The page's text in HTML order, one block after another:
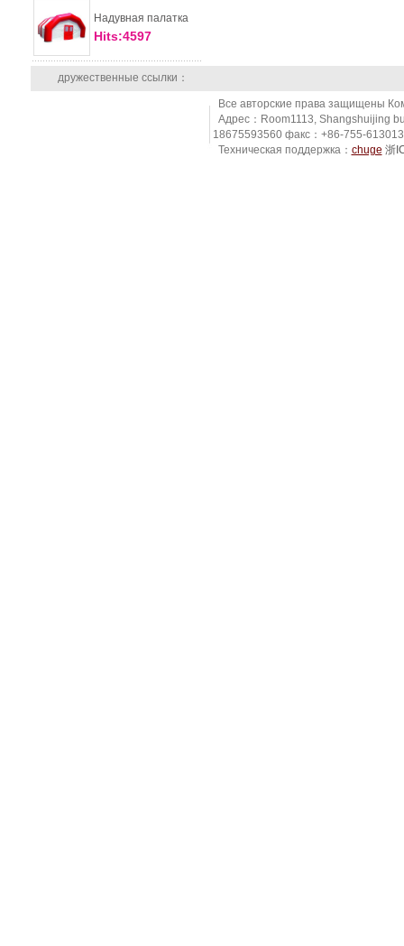
Надувная палатка
Hits:4597
дружественные ссылки：
Все авторские права защищены
Aдрес：Room1113, Shangshuijing
18675593560 факс：+86-755-
Техническая поддержка： chuge 浙